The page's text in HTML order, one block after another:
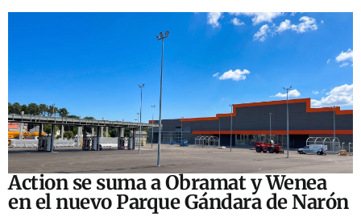
Action se suma a Obramat y Wenea
en el nuevo Parque Gándara de Narón